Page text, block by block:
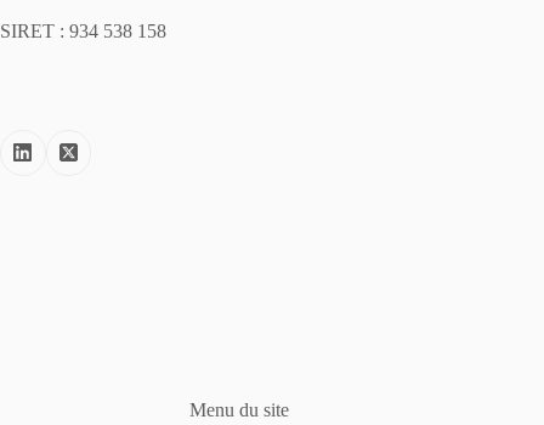
SIRET : 934 538 158
Menu du site